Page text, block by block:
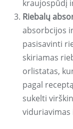
kraujospūdį
Riebalų
absorbcijos
pasisavinti
skiriamas
orlistatas,
pagal
sukelti